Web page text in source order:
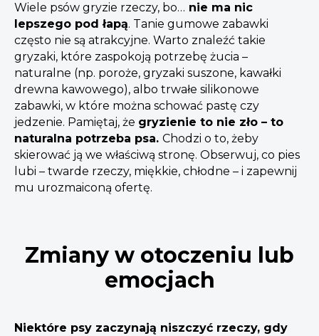
Wiele psów gryzie rzeczy, bo… nie ma nic
lepszego pod łapą. Tanie gumowe zabawki
często nie są atrakcyjne. Warto znaleźć takie
gryzaki, które zaspokoją potrzebę żucia –
naturalne (np. poroże, gryzaki suszone, kawałki
drewna kawowego), albo trwałe silikonowe
zabawki, w które można schować pastę czy
jedzenie. Pamiętaj, że gryzienie to nie zło – to
naturalna potrzeba psa. Chodzi o to, żeby
skierować ją we właściwą stronę. Obserwuj, co pies
lubi – twarde rzeczy, miękkie, chłodne – i zapewnij
mu urozmaiconą ofertę.
Zmiany w otoczeniu lub
emocjach
Niektóre psy zaczynają niszczyć rzeczy, gdy